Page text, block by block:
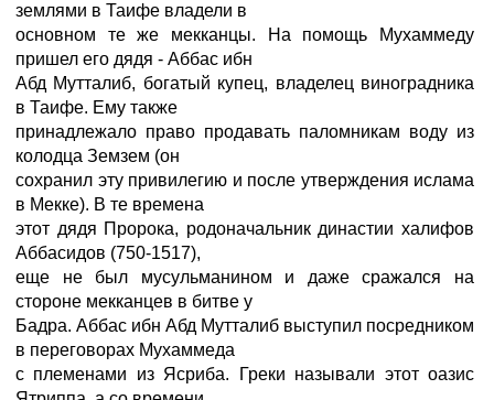
землями в Таифе владели в
основном те же мекканцы. На помощь Мухаммеду
пришел его дядя - Аббас ибн
Абд Мутталиб, богатый купец, владелец виноградника
в Таифе. Ему также
принадлежало право продавать паломникам воду из
колодца Земзем (он
сохранил эту привилегию и после утверждения ислама
в Мекке). В те времена
этот дядя Пророка, родоначальник династии халифов
Аббасидов (750-1517),
еще не был мусульманином и даже сражался на
стороне мекканцев в битве у
Бадра. Аббас ибн Абд Мутталиб выступил посредником
в переговорах Мухаммеда
с племенами из Ясриба. Греки называли этот оазис